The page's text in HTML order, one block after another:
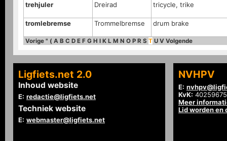
trehjuler
Dreirad tricycle, trike
tromlebremse Trommelbremse drum brake
Vorige " ( A B C D E F G H I K L M N O P R S T U V Volgende
Ligfiets.net 2.0
Inhoud website
E: redactie@ligfiets.net
Techniek website
E: webmaster@ligfiets.net
NVHPV
E:
KvK: 40259675
Meer
Lid worden en